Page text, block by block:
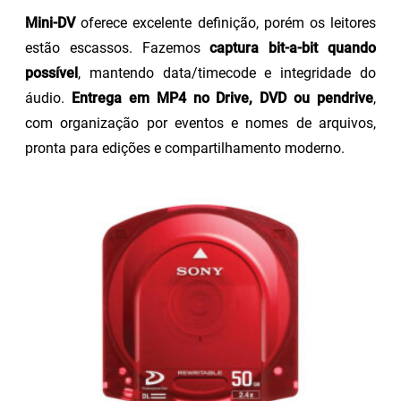
Mini-DVoferece excelente definição, porém os leitores
estão escassos. Fazemoscaptura bit-a-bit quando
possível, mantendo data/timecode e integridade do
áudio. Entrega em MP4 no Drive, DVD ou pendrive,
com organização por eventos e nomes de arquivos,
pronta para edições e compartilhamento moderno.